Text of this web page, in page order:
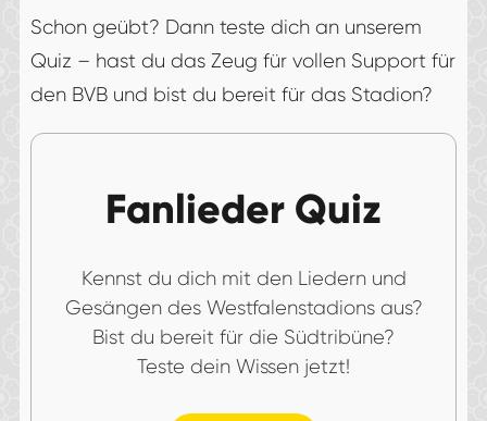
Schon geübt? Dann teste dich an unserem
Quiz – hast du das Zeug für vollen Support für
den BVB und bist du bereit für das Stadion?
Fanlieder Quiz
Kennst du dich mit den Liedern und
Gesängen des Westfalenstadions aus?
Bist du bereit für die Südtribüne?
Teste dein Wissen jetzt!